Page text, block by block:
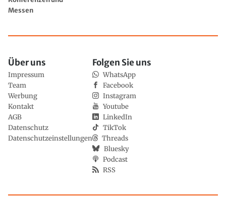
Messen
Über uns
Impressum
Team
Werbung
Kontakt
AGB
Datenschutz
Datenschutzeinstellungen
Folgen Sie uns
WhatsApp
Facebook
Instagram
Youtube
LinkedIn
TikTok
Threads
Bluesky
Podcast
RSS